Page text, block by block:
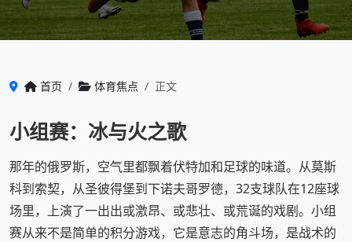
首页 体育焦点 正文
小组赛：冰与火之歌
那年的俄罗斯，空气里都飘着伏特加和足球的味道。从莫斯
科到索契，从圣彼得堡到下诺夫哥罗德，32支球队在12座球
场里，上演了一出出或激昂、或悲壮、或荒诞的戏剧。小组
赛从来不是简单的积分游戏，它是意志的角斗场，是战术的